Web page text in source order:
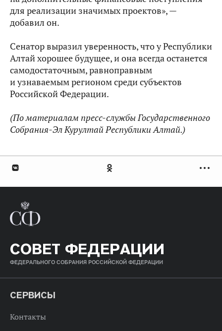
для реализации значимых проектов», —
добавил он.
Сенатор выразил уверенность, что у Республики
Алтай хорошее будущее, и она всегда останется
самодостаточным, равноправным
и узнаваемым регионом среди субъектов
Российской Федерации.
(По материалам пресс-службы Государственного
Собрания-Эл Курултай Республики Алтай.)
СОВЕТ ФЕДЕРАЦИИ
ФЕДЕРАЛЬНОГО СОБРАНИЯ РОССИЙСКОЙ ФЕДЕРАЦИИ
СЕРВИСЫ
Контакты